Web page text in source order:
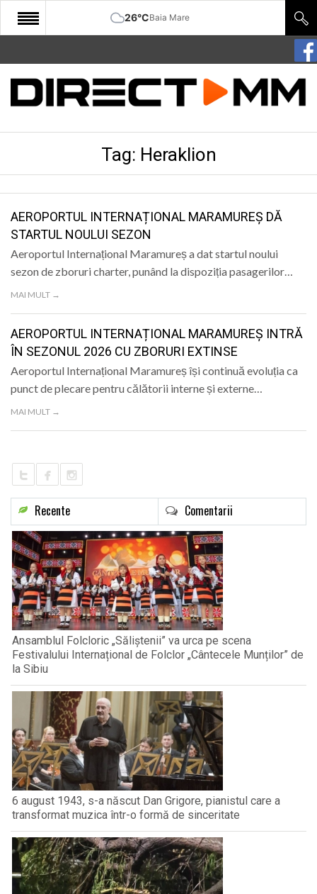
26°CBaia Mare
START
COMUNITATE
SANATATE
SPORT
SPECIAL
POLITIC
LIFE
Tag: Heraklion
AEROPORTUL INTERNAȚIONAL MARAMUREȘ DĂ
STARTUL NOULUI SEZON
Aeroportul Internațional Maramureș a dat startul noului
sezon de zboruri charter, punând la dispoziția pasagerilor…
MAI MULT →
AEROPORTUL INTERNAȚIONAL MARAMUREȘ INTRĂ
ÎN SEZONUL 2026 CU ZBORURI EXTINSE
Aeroportul Internațional Maramureș își continuă evoluția ca
punct de plecare pentru călătorii interne și externe…
MAI MULT →
Recente Comentarii
Ansamblul Folcloric „Săliștenii” va urca pe scena
Festivalului Internațional de Folclor „Cântecele Munților” de
la Sibiu
6 august 1943, s-a născut Dan Grigore, pianistul care a
transformat muzica într-o formă de sinceritate